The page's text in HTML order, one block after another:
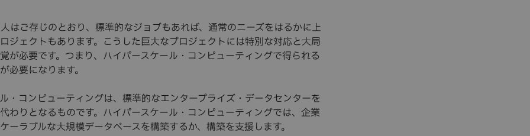
はご存じのとおり、標準的なジョブもあれば、通常のニーズをはるかに上
ジェクトもあります。こうした巨大なプロジェクトには特別な対応と大局
が必要です。つまり、ハイパースケール・コンピューティングで得られる
必要になります。
・コンピューティングは、標準的なエンタープライズ・データセンターを
わりとなるものです。ハイパースケール・コンピューティングでは、企業
ーラブルな大規模データベースを構築するか、構築を支援します。